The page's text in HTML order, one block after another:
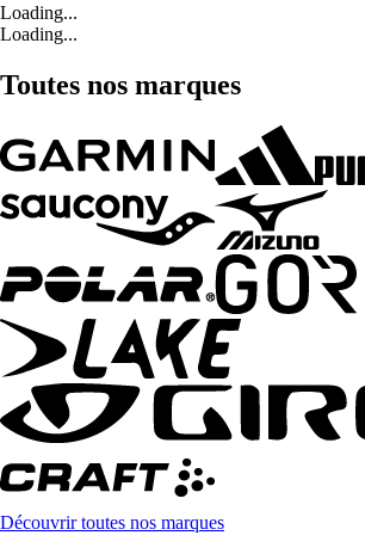
Loading...
Loading...
Toutes nos marques
Découvrir toutes nos marques